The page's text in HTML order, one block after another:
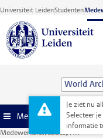
Ga direct naar de
Universiteit LeidenStudenten
World
Je ziet nu
Selecteer
informatie
Menu
Medewerkerswebsite HR